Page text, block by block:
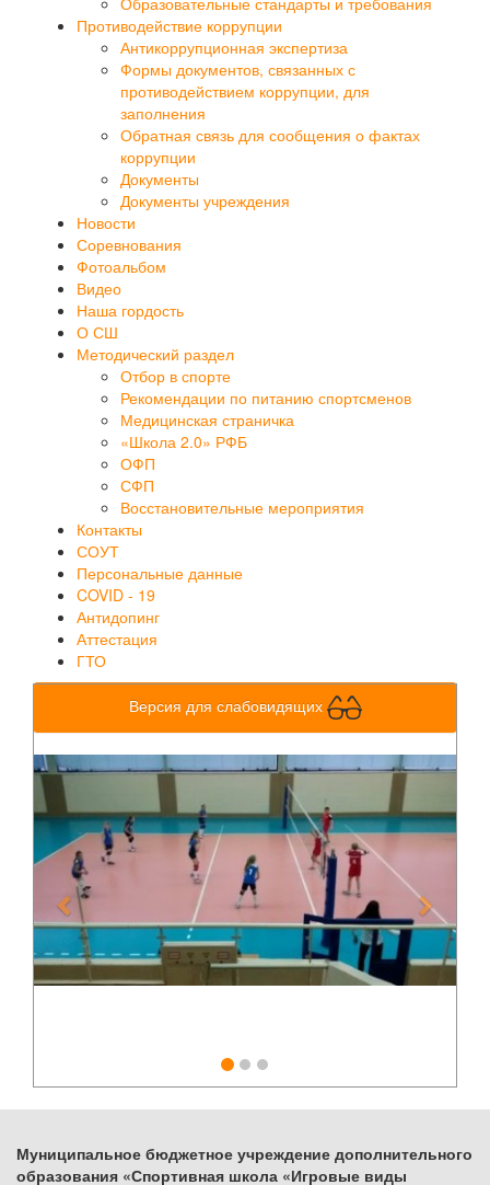
Противодействие коррупции
Антикоррупционная экспертиза
Формы документов, связанных с
противодействием коррупции, для
заполнения
Обратная связь для сообщения о фактах
коррупции
Документы
Документы учреждения
Новости
Соревнования
Фотоальбом
Видео
Наша гордость
О СШ
Методический раздел
Отбор в спорте
Рекомендации по питанию спортсменов
Медицинская страничка
«Школа 2.0» РФБ
ОФП
СФП
Восстановительные мероприятия
Контакты
СОУТ
Персональные данные
COVID - 19
Антидопинг
Аттестация
ГТО
Версия для слабовидящих
Previous Next
Муниципальное бюджетное учреждение дополнительного
образования «Спортивная школа «Игровые виды